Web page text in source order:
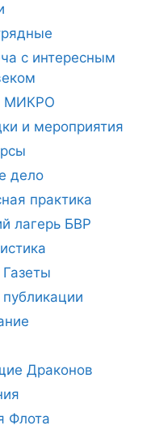
с интересным
МИКРО
и мероприятия
дело
практика
лагерь БВР
Драконов
Флота